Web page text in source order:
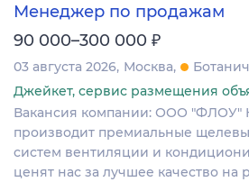
Менеджер по продажам
90 000–300 000 ₽
03 августа 2026 Москва
Джейкет, сервис размещения
Вакансия компании: ООО "ФЛОУ"
производит премиальные
систем вентиляции и
ценят нас за лучшее качество на